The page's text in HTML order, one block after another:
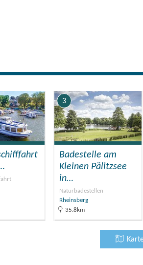
3
Badestelle am
Kleinen Pälitzsee
in…
Naturbadestellen
Rheinsberg
35.8km